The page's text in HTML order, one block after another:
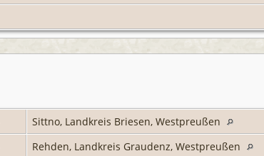
Sittno, Landkreis Briesen, Westpreußen
Rehden, Landkreis Graudenz, Westpreußen